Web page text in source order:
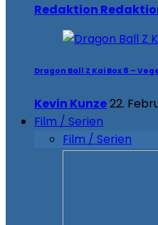
Redaktion
Dragon Ball Z Kai Box 8 –
Kevin Kunze22.
Film / Serien
Film / Serien